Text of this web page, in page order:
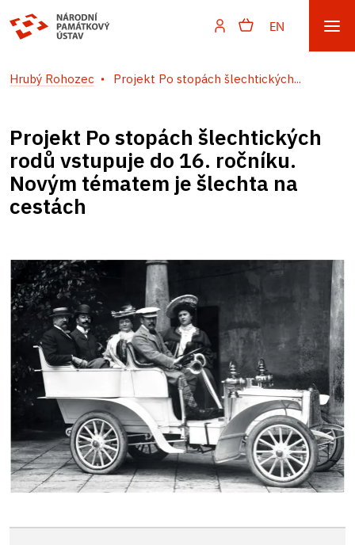
EN
Hrubý Rohozec Projekt Po stopách šlechtických...
Projekt Po stopách šlechtických
rodů vstupuje do 16. ročníku.
Novým tématem je šlechta na
cestách